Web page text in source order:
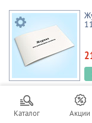
Каталог Акции
Формат:
Ориентация:
Кол-во страниц: